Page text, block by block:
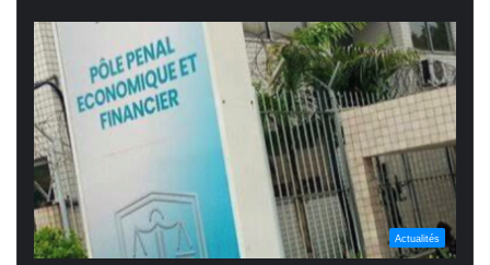
Actualités